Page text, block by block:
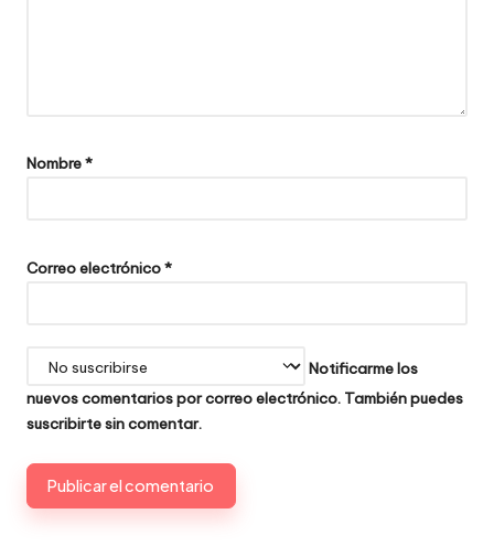
Nombre*
Correo electrónico*
Notificarme los
nuevos comentarios por correo electrónico. También puedes
suscribirtesin comentar.